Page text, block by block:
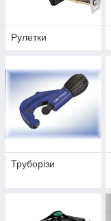
Рулетки
Труборізи